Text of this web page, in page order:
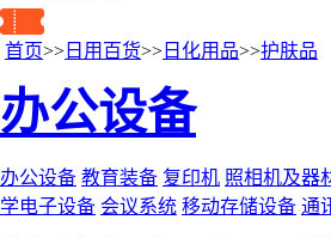
首页>> 日用百货>> 日化用品>>护肤品
办公设备
办公设备 教育装备 复印机 照相机及器
学电子设备 会议系统 移动存储设备 通